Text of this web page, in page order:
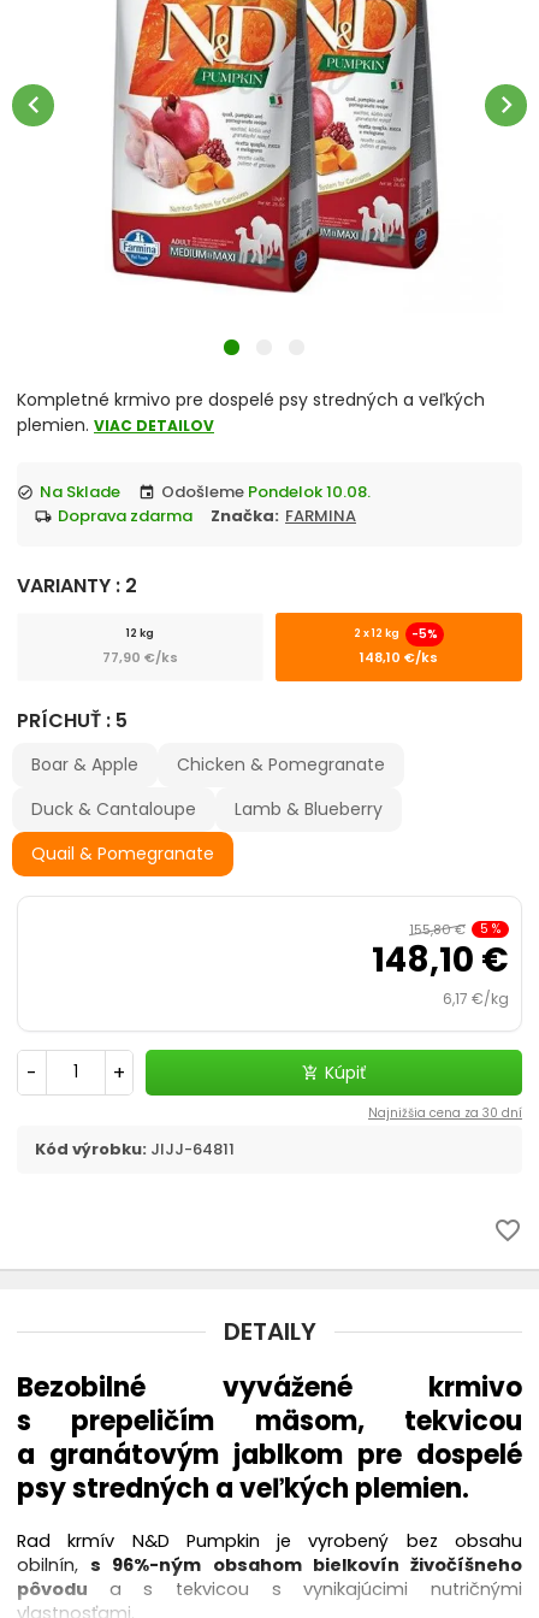
Jednotlivé plemená
Šteňatá
Staršie psy
S citlivou kožou
S citlivým trávením
ALDOG
ALLEVA
AMITY
BELCANDO
BEWI DOG
BLACK OLYMPUS
BRIT CARE
chevron_left chevron_right
Kompletné krmivo pre dospelé psy stredných a veľkých
plemien. VIAC DETAILOV
check_circle Na Sklade event Odošleme Pondelok 10.08.
local_shipping doprava zdarma Značka: FARMINA
VARIANTY : 2
12 kg
77,90 €/ks
2 x 12 kg -5%
148,10 €/ks
PRÍCHUŤ : 5
Boar & Apple
Chicken & Pomegranate
Duck & Cantaloupe
Lamb & Blueberry
Quail & Pomegranate
155,80 € 5 %
148,10 €
6,17 €/kg
- + add_shopping_cart Kúpiť
Najnižšia cena za 30 dní
Kód výrobku: JIJJ-64811
favorite_border
DETAILY
Bezobilné vyvážené krmivo
s prepeličím mäsom, tekvicou
a granátovým jablkom pre dospelé
psy stredných a veľkých plemien.
Rad krmív N&D Pumpkin je vyrobený bez obsahu
obilnín,s 96%-ným obsahom bielkovín živočíšneho
pôvodu a s tekvicou s vynikajúcimi nutričnými
vlastnosťami.